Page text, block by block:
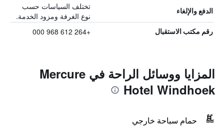
الدفع والإلغاء
تختلف السياسات حسب
نوع الغرفة ومزود الخدمة.
رقم مكتب الاستقبال +264 612 968 000
المزايا ووسائل الراحة في Mercure
Hotel Windhoek
حمام سباحة خارجي